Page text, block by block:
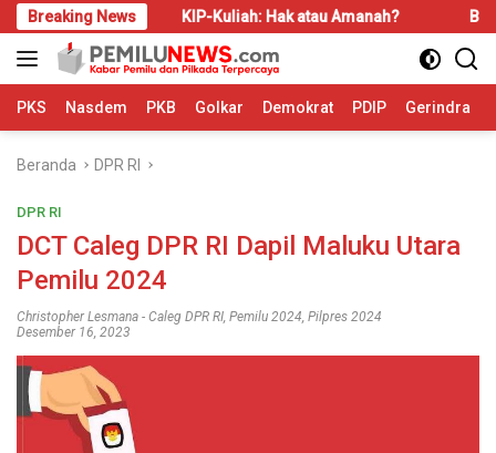
Langsung
ke
konten
Breaking NewsKIP-Kuliah: Hak atau Amanah? Bahas LBS dan
PKS Nasdem PKB Golkar Demokrat PDIP Gerindra
Beranda DPR RI
DPR RI
DCT Caleg DPR RI Dapil Maluku Utara
Pemilu 2024
Christopher Lesmana - Caleg DPR RI, Pemilu 2024, Pilpres 2024
Desember 16, 2023